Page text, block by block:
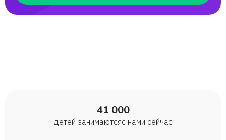
41 000
детей занимаются с нами сейчас